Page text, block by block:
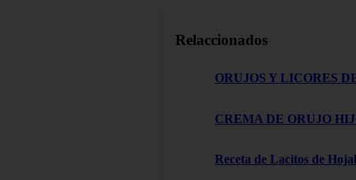
Relaccionados
ORUJOS Y LICORES
CREMA DE ORUJO
Receta de Lacitos de